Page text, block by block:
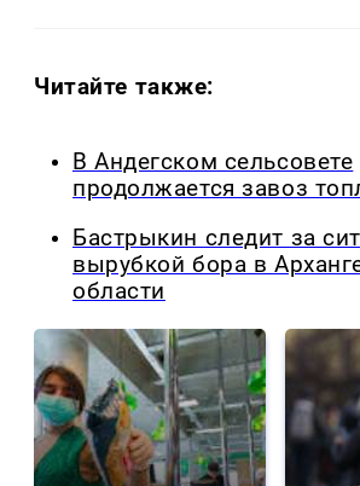
Читайте также:
В Андегском сельсовете
продолжается завоз
Бастрыкин следит за
вырубкой бора в
области